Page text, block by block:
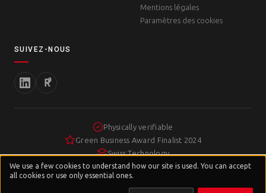
Mentions légales
Paramètres des cookies
SUIVEZ-NOUS
Physically verifiable
Green Business Award Finalist 2024
Swiss Technology
Privacy
&
We use a few cookies to understand how our site is used. You can accept
all cookies or use only essential ones.